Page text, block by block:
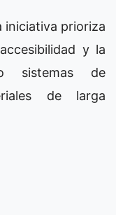
iniciativa prioriza
y la
sistemas de
de larga